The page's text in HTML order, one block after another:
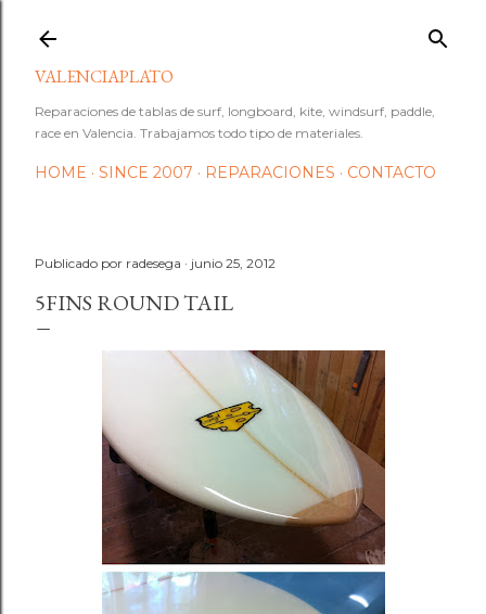
VALENCIAPLATO
Reparaciones de tablas de surf, longboard, kite, windsurf, paddle,
race en Valencia. Trabajamos todo tipo de materiales.
HOME SINCE 2007 REPARACIONES CONTACTO
Publicado por radesega junio 25, 2012
5FINS ROUND TAIL